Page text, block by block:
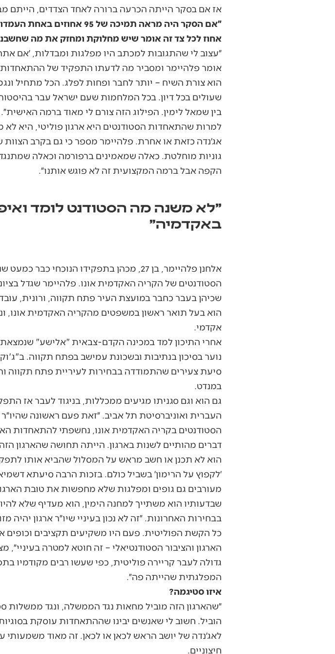
אז אם בסקר הייתה הכרעה ברורה לאחד הצדדים, הייתם
אחוז לכל צד זה אומר שיש מחלוקת ומחזק את מה
״עצוב לי שהתגובות למכתב היו מפלגות ומבדלות, ׳אם
אומר פלהיימר ומסביר מה לדעתו התפקיד של
הוא צורת השיח – יותר לחבר ופחות לפלג. הכל מתחיל
שעולים בכל דיון. בכל המלחמות שעם ישראל עבר
בין שמאל לימין. הפילוג הזה צורם לי מאוד ברמה האישית״.
למרות שהתאחדות הסטודנטים היא ארגון פוליטי, היא
אג׳נדה כזאת או אחרת. פלהיימר מספר כי גם בקרב הצוות
גוניות מוחלטת. כאלה שמאמינים ברפורמה וכאלה
הקפה אבל ברמה המקצועית זה לא פוגש אותנו״.
"לא משנה מה הסטודנט לומד
באקדמיה"
אלחנן פלהיימר, בן 27, מכהן בתפקידו
הסטודנטים של הקריה האקדמית אונו. פלהיימר שגדל
שכיהן בעבר כחבר במועצת העיר פתח תקווה, ורונית,
הוא בעל תואר ראשון במשפטים מהקריה האקדמית אונו,
אקדמי.
אחרי התיכון למד במכינה הקדם-צבאית "אלישע" שנמצאת
סיעת צעירים שהתמודדה בבחירות לעיריית פתח תקווה
במנדט.
גם הוא וגם סגניתו מגיעים ממכללות, בניגוד לעבר אז
העברית ואוניברסיטת תל אביב. ״זאת פעם ראשונה
הסטודנטים בקריה האקדמית אונו, נחשפתי להתאחדות
דברים מהותיים לשנות בארגון. הייתה תחושה שהארגון
הוא לא תכנן או חשב מראש על המסלול שהביא אותו
׳לקפוץ על הרימון׳ בשביל כולם. בזכות הרבה סיעתא
מעורבים גם גופים ומפלגות שלא מחפשות את טובת
שבדעותיו הוא משתייך למחנה הימין, הוא מעדיף שלא
בבחירות האחרונות. ״זה לא נכון בעיניי שיו״ר ארגון
כל הקשת הפוליטית. פעם היו משקיעים תקציבים
הארגון והציבור הסטודנטיאלי – זה חוטא למטרה
גדולה לעבר קריירה פוליטית, כפי שעשו רבים מקודמיו
המפלגתית שהייתה פה״.
איזו סטיגמה?
״שהארגון הזה מוביל מחאות נגד הממשלה, ונגד ממשלות
הוביל. חשוב לי שאנשים יבינו שההתאחדות עוסקת
לאג׳נדה של יושב הראש לכאן או לכאן. זה מאוד משמעותי
חיצוניים.